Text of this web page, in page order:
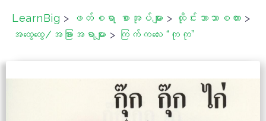
e
LearnBig > ဖတ်စရာ စာအုပ်များ > ထိုင်းဘာသာစကား >
အထွေထွေ/အခြားအရာများ > ကြက်ကလေး “ကုကု”